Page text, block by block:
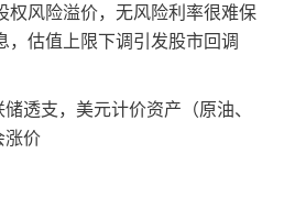
权风险溢价，无风险利率很难保
，估值上限下调引发股市回调
透支，美元计价资产（原油、
涨价